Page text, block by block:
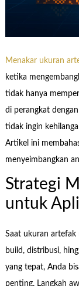
Menakar ukuran
ketika
tidak hanya
di perangkat
tidak ingin
Artikel ini
menyeimbangkan
Strategi
untuk
Saat ukuran artefak
build, distribusi,
yang tepat, Anda
penting. Langkah